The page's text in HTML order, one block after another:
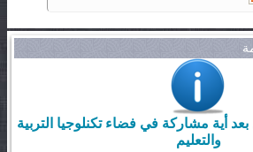
أية مشاركة في فضاء تكنلوجيا التربية
والتعليم